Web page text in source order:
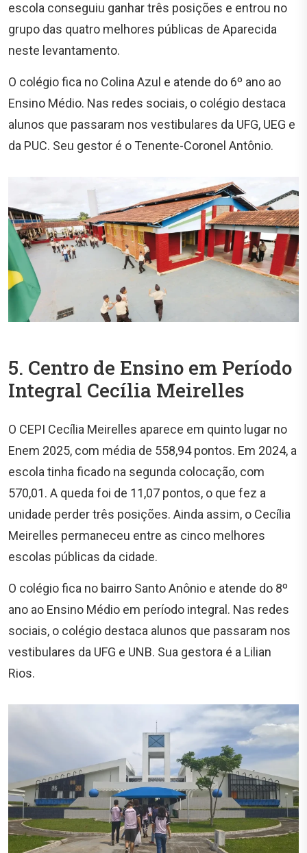
escola conseguiu ganhar três posições e entrou no
grupo das quatro melhores públicas de Aparecida
neste levantamento.
O colégio fica no Colina Azul e atende do 6º ano ao
Ensino Médio. Nas redes sociais, o colégio destaca
alunos que passaram nos vestibulares da UFG, UEG e
da PUC. Seu gestor é o Tenente-Coronel Antônio.
5. Centro de Ensino em Período
Integral Cecília Meirelles
O CEPI Cecília Meirelles aparece em quinto lugar no
Enem 2025, com média de 558,94 pontos. Em 2024, a
escola tinha ficado na segunda colocação, com
570,01. A queda foi de 11,07 pontos, o que fez a
unidade perder três posições. Ainda assim, o Cecília
Meirelles permaneceu entre as cinco melhores
escolas públicas da cidade.
O colégio fica no bairro Santo Anônio e atende do 8º
ano ao Ensino Médio em período integral. Nas redes
sociais, o colégio destaca alunos que passaram nos
vestibulares da UFG e UNB. Sua gestora é a Lilian
Rios.